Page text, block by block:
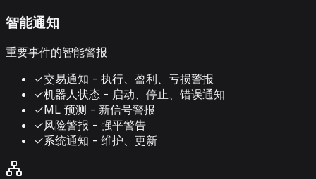
智能通知
重要事件的智能警报
✓交易通知 - 执行、盈利、亏损警报
✓机器人状态 - 启动、停止、错误通知
✓ML 预测 - 新信号警报
✓风险警报 - 强平警告
✓系统通知 - 维护、更新